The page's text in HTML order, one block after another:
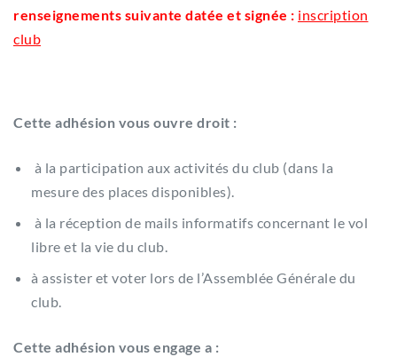
renseignements suivante datée et signée : inscription
club
Cette adhésion vous ouvre droit :
à la participation aux activités du club (dans la
mesure des places disponibles).
à la réception de mails informatifs concernant le vol
libre et la vie du club.
à assister et voter lors de l’Assemblée Générale du
club.
Cette adhésion vous engage a :